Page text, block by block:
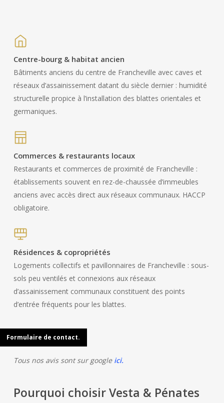
Centre-bourg & habitat ancien
Bâtiments anciens du centre de Francheville avec caves et
réseaux d’assainissement datant du siècle dernier : humidité
structurelle propice à l’installation des blattes orientales et
germaniques.
Commerces & restaurants locaux
Restaurants et commerces de proximité de Francheville :
établissements souvent en rez-de-chaussée d’immeubles
anciens avec accès direct aux réseaux communaux. HACCP
obligatoire.
Résidences & copropriétés
Logements collectifs et pavillonnaires de Francheville : sous-
sols peu ventilés et connexions aux réseaux
d’assainissement communaux constituent des points
d’entrée fréquents pour les blattes.
Formulaire de contact.
Tous nos avis sont sur google ici.
Pourquoi choisir Vesta & Pénates